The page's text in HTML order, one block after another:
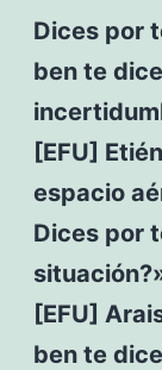
Dices por
ben te
[EFU]
espacio
Dices por
[EFU]
ben te